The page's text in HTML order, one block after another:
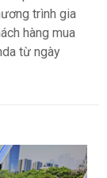
trình gia
hàng mua
từ ngày